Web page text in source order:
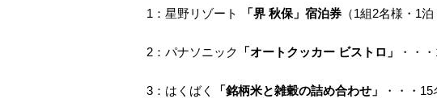
1：星野リゾート 「界 秋保」宿泊券 （1組2名様・1
2：パナソニック 「オートクッカー ビストロ」 ・・
3：はくばく 「銘柄米と雑穀の詰め合わせ」 ・・・15